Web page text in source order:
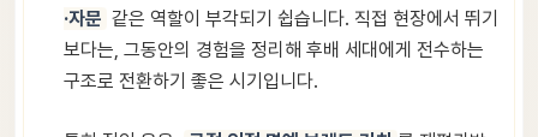
·자문 같은 역할이 부각되기 쉽습니다. 직접 현장에서 뛰기
보다는, 그동안의 경험을 정리해 후배 세대에게 전수하는
구조로 전환하기 좋은 시기입니다.